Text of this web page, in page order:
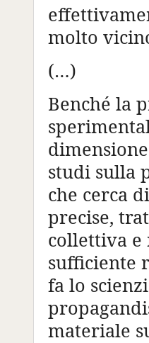
molto
(…)
Benché la
studi sulla
che cerca
precise,
collettiva e
sufficiente
fa lo
materiale